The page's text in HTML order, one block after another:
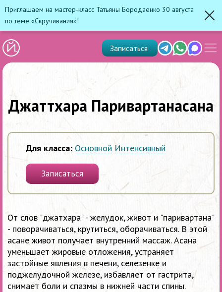
Приглашаем на мастер-класс Татьяны Бородаенко 30 августа
по теме «Скручивания»!
TelegramWhats'app
Max
Записаться
меню
Джаттхара Паривартанасана
Для класса: Основной Интенсивный
Записаться
От слов "джатхара" - желудок, живот и "паривартана"
- поворачиваться, крутиться, оборачиваться. В этой
асане живот получает внутренний массаж. Асана
уменьшает жировые отложения, устраняет
застойные явления в печени, селезенке и
поджелудочной железе, избавляет от гастрита,
снимает боли и спазмы в нижней части спины.